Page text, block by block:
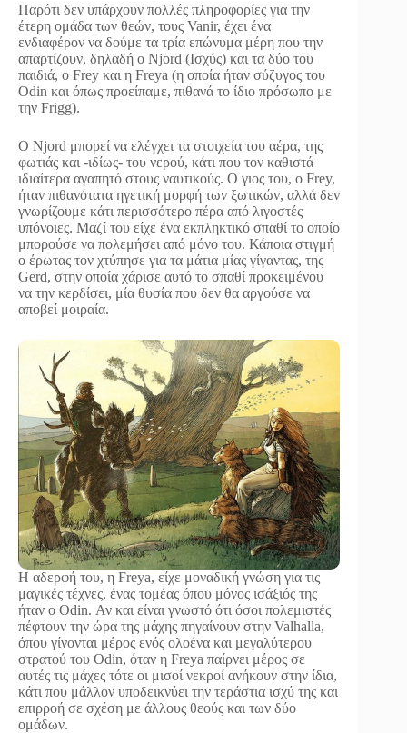
Παρότι δεν υπάρχουν πολλές πληροφορίες για την
έτερη ομάδα των θεών, τους Vanir, έχει ένα
ενδιαφέρον να δούμε τα τρία επώνυμα μέρη που την
απαρτίζουν, δηλαδή ο Njord (Ισχύς) και τα δύο του
παιδιά, ο Frey και η Freya (η οποία ήταν σύζυγος του
Odin και όπως προείπαμε, πιθανά το ίδιο πρόσωπο με
την Frigg).
Ο Njord μπορεί να ελέγχει τα στοιχεία του αέρα, της
φωτιάς και -ιδίως- του νερού, κάτι που τον καθιστά
ιδιαίτερα αγαπητό στους ναυτικούς. Ο γιος του, ο Frey,
ήταν πιθανότατα ηγετική μορφή των ξωτικών, αλλά δεν
γνωρίζουμε κάτι περισσότερο πέρα από λιγοστές
υπόνοιες. Μαζί του είχε ένα εκπληκτικό σπαθί το οποίο
μπορούσε να πολεμήσει από μόνο του. Κάποια στιγμή
ο έρωτας τον χτύπησε για τα μάτια μίας γίγαντας, της
Gerd, στην οποία χάρισε αυτό το σπαθί προκειμένου
να την κερδίσει, μία θυσία που δεν θα αργούσε να
αποβεί μοιραία.
Η αδερφή του, η Freya, είχε μοναδική γνώση για τις
μαγικές τέχνες, ένας τομέας όπου μόνος ισάξιός της
ήταν ο Odin. Αν και είναι γνωστό ότι όσοι πολεμιστές
πέφτουν την ώρα της μάχης πηγαίνουν στην Valhalla,
όπου γίνονται μέρος ενός ολοένα και μεγαλύτερου
στρατού του Odin, όταν η Freya παίρνει μέρος σε
αυτές τις μάχες τότε οι μισοί νεκροί ανήκουν στην ίδια,
κάτι που μάλλον υποδεικνύει την τεράστια ισχύ της και
επιρροή σε σχέση με άλλους θεούς και των δύο
ομάδων.